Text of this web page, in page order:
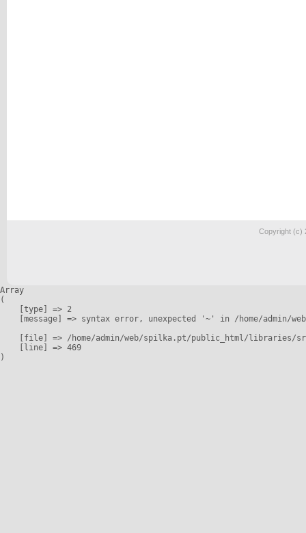
Copyright (c)
Array
(
    [type] => 2
[message] => syntax error, unexpected '~' in /home/admin/
[file] => /home/admin/web/spilka.pt/public_html/libraries/
    [line] => 469